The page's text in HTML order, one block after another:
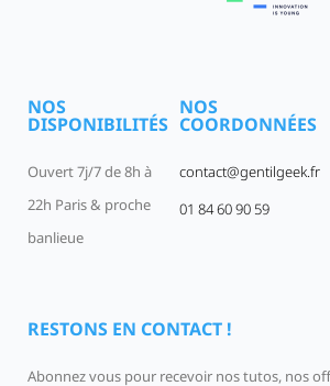
NOS
DISPONIBILITÉS
Ouvert 7j/7 de 8h à
22h Paris & proche
banlieue
NOS
COORDONNÉES
contact@gentilgeek.fr
01 84 60 90 59
RESTONS EN CONTACT !
Abonnez vous pour recevoir nos tutos, nos